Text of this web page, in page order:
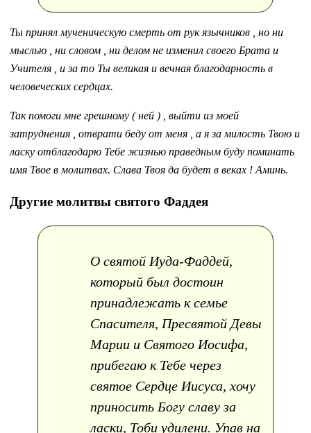
Ты принял мученическую смерть от рук язычников , но ни
мыслью , ни словом , ни делом не изменил своего Брата и
Учителя , и за то Ты великая и вечная благодарность в
человеческих сердцах.
Так помоги мне грешному ( ней ) , выйти из моей
затруднения , отврати беду от меня , а я за милость Твою и
ласку отблагодарю Тебе жизнью праведным буду поминать
имя Твое в молитвах. Слава Твоя да будет в веках ! Аминь.
Другие молитвы святого Фаддея
О святой Иуда-Фаддей,
который был достоин
принадлежать к семье
Спасителя, Пресвятой Девы
Марии и Святого Иосифа,
прибегаю к Тебе через
святое Сердце Иисуса, хочу
приносить Богу славу за
ласки, Тоби удилени. Упав на